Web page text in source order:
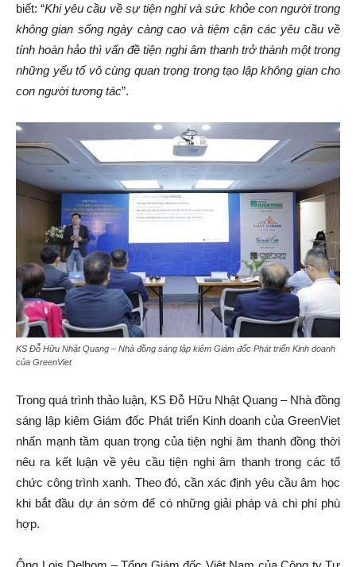
biết: “Khi yêu cầu về sự tiện nghi và sức khỏe con người trong
không gian sống ngày càng cao và tiệm cận các yêu cầu về
tính hoàn hảo thì vấn đề tiện nghi âm thanh trở thành một trong
những yếu tố vô cùng quan trọng trong tạo lập không gian cho
con người tương tác”.
KS Đỗ Hữu Nhật Quang – Nhà đồng sáng lập kiêm Giám đốc Phát triển Kinh doanh
của GreenViet
Trong quá trình thảo luận, KS Đỗ Hữu Nhật Quang – Nhà đồng
sáng lập kiêm Giám đốc Phát triển Kinh doanh của GreenViet
nhấn mạnh tầm quan trọng của tiện nghi âm thanh đồng thời
nêu ra kết luận về yêu cầu tiện nghi âm thanh trong các tổ
chức công trình xanh. Theo đó, cần xác định yêu cầu âm học
khi bắt đầu dự án sớm để có những giải pháp và chi phí phù
hợp.